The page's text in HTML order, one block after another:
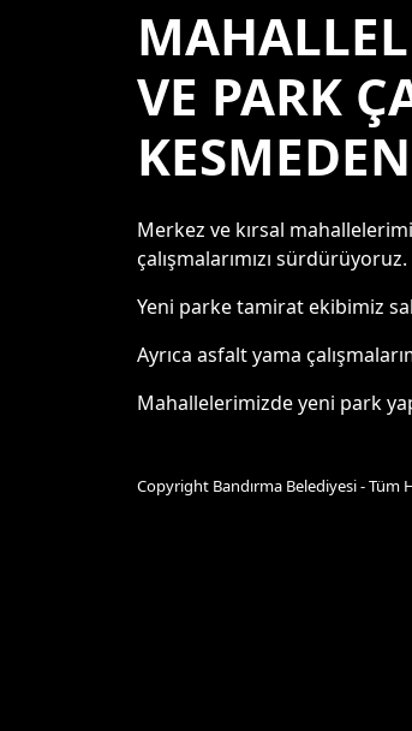
VE PARK
Merkez ve kırsal
çalışmalarımızı
Yeni parke tamirat ekibimiz
Ayrıca asfalt yama
Mahallelerimizde yeni park
Copyright Bandırma Belediyesi - Tüm